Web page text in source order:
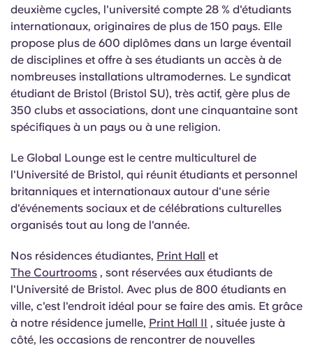
deuxième cycles, l'université compte 28 % d'étudiants
internationaux, originaires de plus de 150 pays. Elle
propose plus de 600 diplômes dans un large éventail
de disciplines et offre à ses étudiants un accès à de
nombreuses installations ultramodernes. Le syndicat
étudiant de Bristol (Bristol SU), très actif, gère plus de
350 clubs et associations, dont une cinquantaine sont
spécifiques à un pays ou à une religion.
Le Global Lounge est le centre multiculturel de
l'Université de Bristol, qui réunit étudiants et personnel
britanniques et internationaux autour d'une série
d'événements sociaux et de célébrations culturelles
organisés tout au long de l'année.
Nos résidences étudiantes, Print Hall et
The Courtrooms , sont réservées aux étudiants de
l'Université de Bristol. Avec plus de 800 étudiants en
ville, c'est l'endroit idéal pour se faire des amis. Et grâce
à notre résidence jumelle, Print Hall II , située juste à
côté, les occasions de rencontrer de nouvelles